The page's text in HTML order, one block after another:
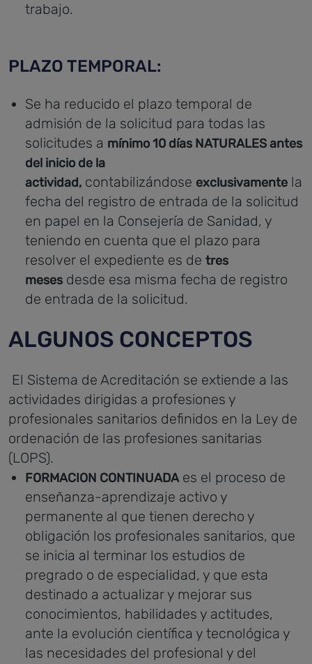
trabajo.
PLAZO TEMPORAL:
Se ha reducido el plazo temporal de
admisión de la solicitud para todas las
solicitudes a mínimo 10 días NATURALES antes
del inicio de la
actividad, contabilizándose exclusivamente la
fecha del registro de entrada de la solicitud
en papel en la Consejería de Sanidad, y
teniendo en cuenta que el plazo para
resolver el expediente es de tres
meses desde esa misma fecha de registro
de entrada de la solicitud.
ALGUNOS CONCEPTOS
El Sistema de Acreditación se extiende a las
actividades dirigidas a profesiones y
profesionales sanitarios definidos en la Ley de
ordenación de las profesiones sanitarias
(LOPS).
FORMACION CONTINUADAes el proceso de
enseñanza-aprendizaje activo y
permanente al que tienen derecho y
obligación los profesionales sanitarios, que
se inicia al terminar los estudios de
pregrado o de especialidad, y que esta
destinado a actualizar y mejorar sus
conocimientos, habilidades y actitudes,
ante la evolución científica y tecnológica y
las necesidades del profesional y del